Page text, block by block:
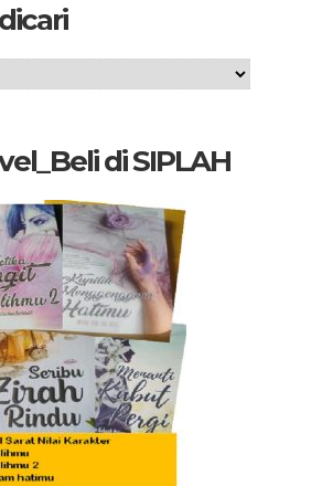
di SIPLAH